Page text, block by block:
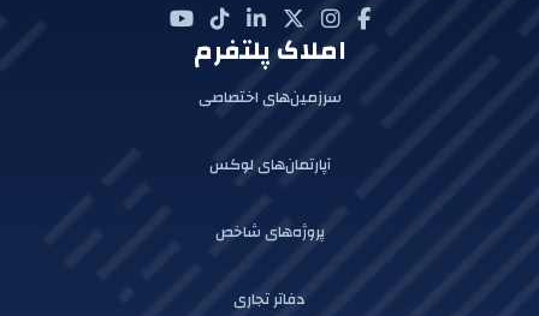
املاک پلتفرم
سرزمین‌های اختصاصی
آپارتمان‌های لوکس
پروژه‌های شاخص
دفاتر تجاری